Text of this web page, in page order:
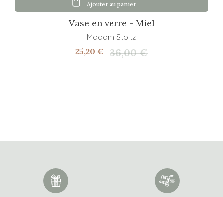
Vase en verre - Miel
Madam Stoltz
36,00 €
25,20 €
Ajouter au panier